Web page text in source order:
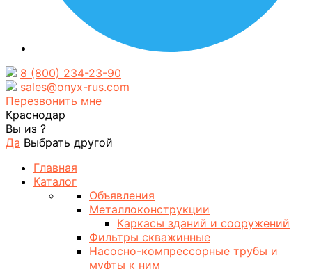
8 (800) 234-23-90
sales@onyx-rus.com
Перезвонить мне
Краснодар
Вы из ?
Да Выбрать другой
Главная
Каталог
Объявления
Металлоконструкции
Каркасы зданий и сооружений
Фильтры скважинные
Насосно-компрессорные трубы и
муфты к ним